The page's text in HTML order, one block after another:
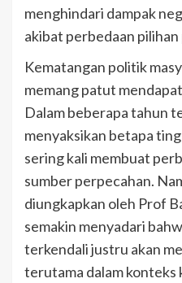
menghindari dampak
akibat perbedaan
Kematangan politik
memang patut
Dalam beberapa tahun
menyaksikan betapa
sering kali membuat
sumber perpecahan.
diungkapkan oleh Prof
semakin menyadari
terkendali justru akan
terutama dalam konteks